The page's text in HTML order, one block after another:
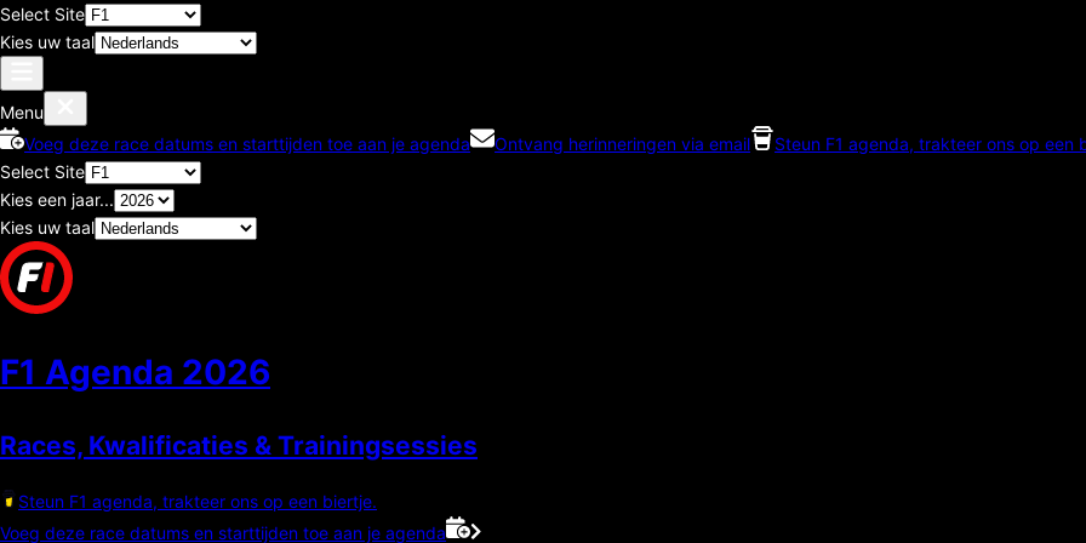
Select Site
Kies uw taal
Menu
Voeg deze race datums en starttijden toe aan je agenda
Ontvang herinneringen via email
Steun F1 agenda, trakteer ons op een
Select Site
Kies een jaar...
Kies uw taal
F1 Agenda 2026
Races, Kwalificaties & Trainingsessies
Steun F1 agenda, trakteer ons op een biertje.
Voeg deze race datums en starttijden toe aan je agenda